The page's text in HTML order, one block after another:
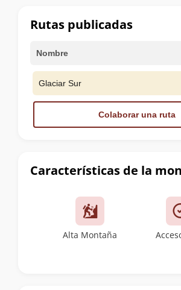
cumbre
Características de la
Alta Montaña
Rutas publicadas
Nombre
Glaciar Sur
Colaborar una ruta